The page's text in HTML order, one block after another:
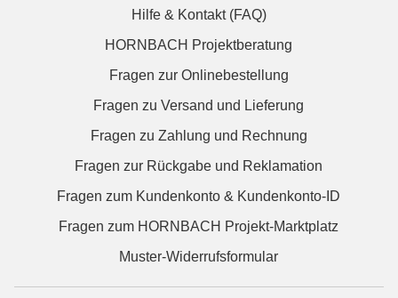
Hilfe & Kontakt (FAQ)
HORNBACH Projektberatung
Fragen zur Onlinebestellung
Fragen zu Versand und Lieferung
Fragen zu Zahlung und Rechnung
Fragen zur Rückgabe und Reklamation
Fragen zum Kundenkonto & Kundenkonto-ID
Fragen zum HORNBACH Projekt-Marktplatz
Muster-Widerrufsformular